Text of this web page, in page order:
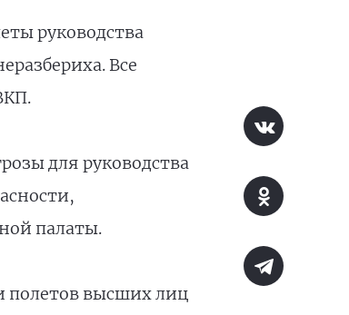
руководства
Все
для руководства
палаты.
полетов высших лиц